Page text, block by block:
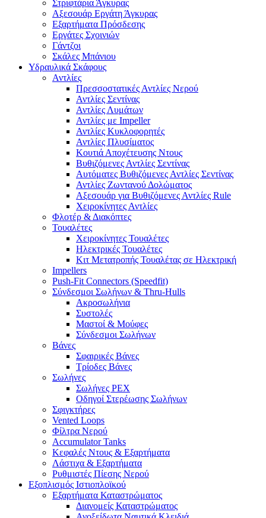
Στριφτάρια Άγκυρας
Αξεσουάρ Εργάτη Άγκυρας
Εξαρτήματα Πρόσδεσης
Εργάτες Σχοινιών
Γάντζοι
Σκάλες Μπάνιου
Υδραυλικά Σκάφους
Αντλίες
Πρεσσοστατικές Αντλίες Νερού
Αντλίες Σεντίνας
Αντλίες Λυμάτων
Αντλίες με Impeller
Αντλίες Κυκλοφορητές
Αντλίες Πλυσίματος
Κουτιά Αποχέτευσης Ντους
Βυθιζόμενες Αντλίες Σεντίνας
Αυτόματες Βυθιζόμενες Αντλίες Σεντίνας
Αντλίες Ζωντανού Δολώματος
Αξεσουάρ για Βυθιζόμενες Αντλίες Rule
Χειροκίνητες Αντλίες
Φλοτέρ & Διακόπτες
Τουαλέτες
Χειροκίνητες Τουαλέτες
Ηλεκτρικές Τουαλέτες
Κιτ Μετατροπής Τουαλέτας σε Ηλεκτρική
Impellers
Push-Fit Connectors (Speedfit)
Σύνδεσμοι Σωλήνων & Thru-Hulls
Ακροσωλήνια
Συστολές
Μαστοί & Μούφες
Σύνδεσμοι Σωλήνων
Βάνες
Σφαιρικές Βάνες
Τρίοδες Βάνες
Σωλήνες
Σωλήνες PEX
Οδηγοί Στερέωσης Σωλήνων
Σφιγκτήρες
Vented Loops
Φίλτρα Νερού
Accumulator Tanks
Κεφαλές Ντους & Εξαρτήματα
Λάστιχα & Εξαρτήματα
Ρυθμιστές Πίεσης Νερού
Εξοπλισμός Ιστιοπλοϊκού
Εξαρτήματα Καταστρώματος
Διανομείς Καταστρώματος